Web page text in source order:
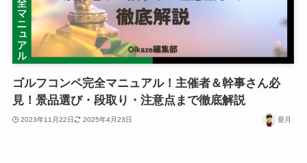
ゴルフコンペ完全マニュアル！主催者＆幹事さん必
見！景品選び・段取り・注意点まで徹底解説
2023年11月22日 2025年4月23日 亜月